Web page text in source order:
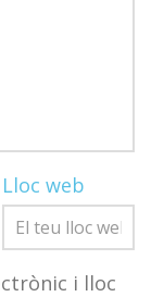
Lloc web
i lloc